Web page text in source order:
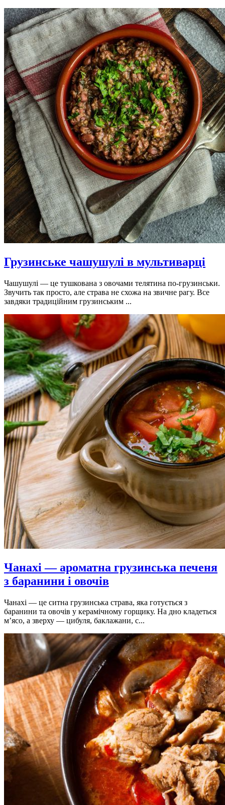
Грузинське чашушулі в мультиварці
Чашушулі — це тушкована з овочами телятина по-грузинськи.
Звучить так просто, але страва не схожа на звичне рагу. Все
завдяки традиційним грузинським ...
Чанахі — ароматна грузинська печеня
з баранини і овочів
Чанахі — це ситна грузинська страва, яка готується з
баранини та овочів у керамічному горщику. На дно кладеться
м’ясо, а зверху — цибуля, баклажани, с...